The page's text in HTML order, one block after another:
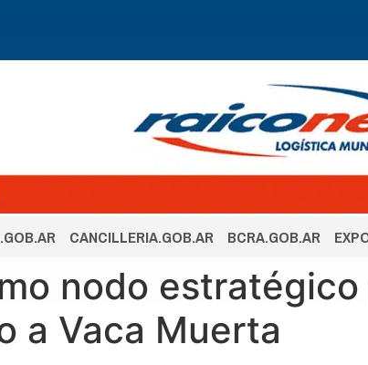
CANCILLERIA.GOB.AR BCRA.GOB.AR
nodo estratégico
a Vaca Muerta